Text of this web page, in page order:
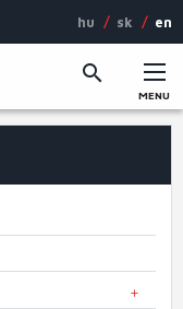
hu sk en
MENU